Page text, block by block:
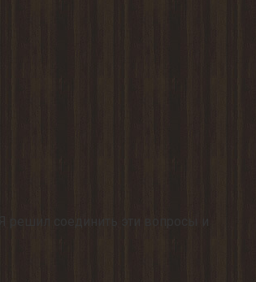
решил соединить эти вопросы и